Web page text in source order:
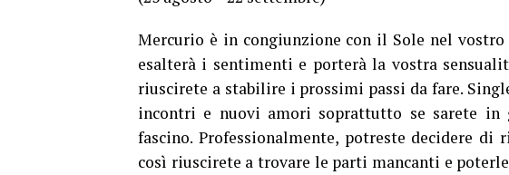
Mercurio è in congiunzione con il Sole nel
esalterà i sentimenti e porterà la vostra
riuscirete a stabilire i prossimi passi da fare.
incontri e nuovi amori soprattutto se sarete
fascino. Professionalmente, potreste decidere
così riuscirete a trovare le parti mancanti e